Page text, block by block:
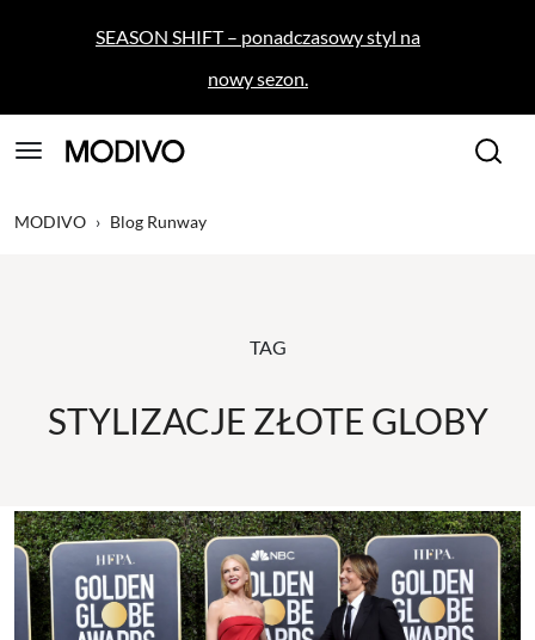
SEASON SHIFT – ponadczasowy styl na
nowy sezon.
MODIVO › Blog Runway
TAG
STYLIZACJE ZŁOTE GLOBY